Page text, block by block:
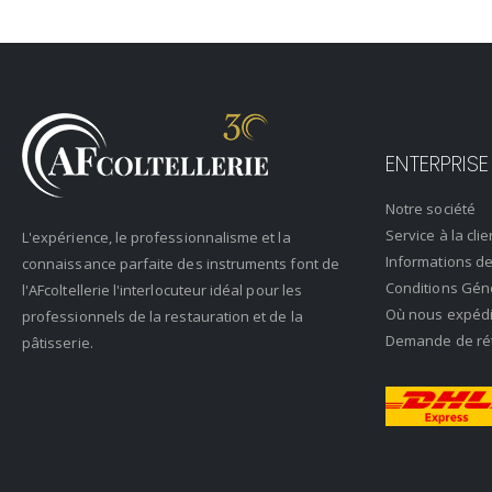
L'expérience, le professionnalisme et la
connaissance parfaite des instruments font de
l'AFcoltellerie l'interlocuteur idéal pour les
professionnels de la restauration et de la
pâtisserie.
ENTERPRISE
Notre société
Service à la
Informations
Conditions
Où nous
Demande de